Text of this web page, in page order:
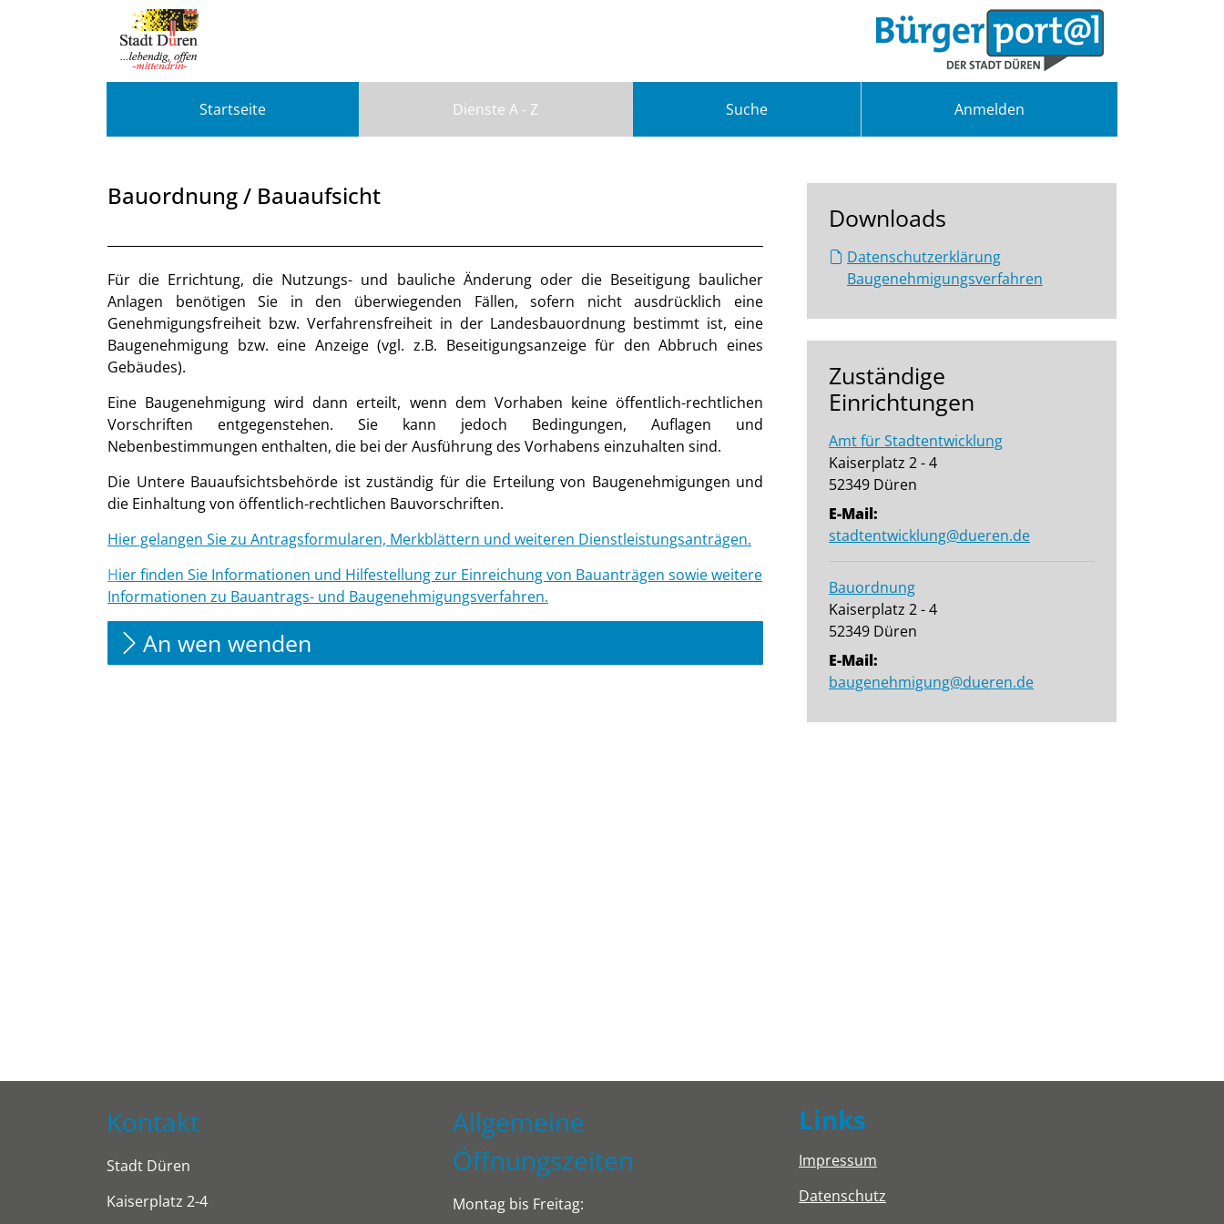
Zum Hauptinhalt springen
Startseite Dienste A - Z Suche Anmelden
Bauordnung / Bauaufsicht
Beschreibung
Für die Errichtung, die Nutzungs- und bauliche Änderung oder die Beseitigung baulicher
Anlagen benötigen Sie in den überwiegenden Fällen, sofern nicht ausdrücklich eine
Genehmigungsfreiheit bzw. Verfahrensfreiheit in der Landesbauordnung bestimmt ist, eine
Baugenehmigung bzw. eine Anzeige (vgl. z.B. Beseitigungsanzeige für den Abbruch eines
Gebäudes).
Eine Baugenehmigung wird dann erteilt, wenn dem Vorhaben keine öffentlich-rechtlichen
Vorschriften entgegenstehen. Sie kann jedoch Bedingungen, Auflagen und
Nebenbestimmungen enthalten, die bei der Ausführung des Vorhabens einzuhalten sind.
Die Untere Bauaufsichtsbehörde ist zuständig für die Erteilung von Baugenehmigungen und
die Einhaltung von öffentlich-rechtlichen Bauvorschriften.
Hier gelangen Sie zu Antragsformularen, Merkblättern und weiteren Dienstleistungsanträgen.
Hier finden Sie Informationen und Hilfestellung zur Einreichung von Bauanträgen sowie weitere
Informationen zu Bauantrags- und Baugenehmigungsverfahren.
An wen wenden
Downloads
Datenschutzerklärung
Baugenehmigungsverfahren
Zuständige
Einrichtungen
Amt für Stadtentwicklung
Kaiserplatz 2 - 4
52349 Düren
E-Mail:
stadtentwicklung@dueren.de
Bauordnung
Kaiserplatz 2 - 4
52349 Düren
E-Mail:
baugenehmigung@dueren.de
Kontakt
Stadt Düren
Kaiserplatz 2-4
Allgemeine
Öffnungszeiten
Montag bis Freitag:
Links
Impressum
Datenschutz